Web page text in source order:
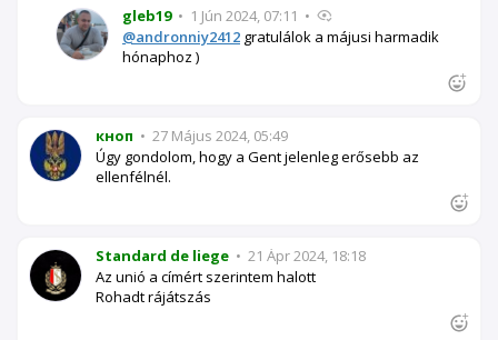
gleb19 • 1 Jún 2024, 07:11 •
@andronniy2412 gratulálok a májusi harmadik
hónaphoz )
кноп • 27 Május 2024, 05:49
Úgy gondolom, hogy a Gent jelenleg erősebb az
ellenfélnél.
Standard de liege • 21 Ápr 2024, 18:18
Az unió a címért szerintem halott
Rohadt rájátszás